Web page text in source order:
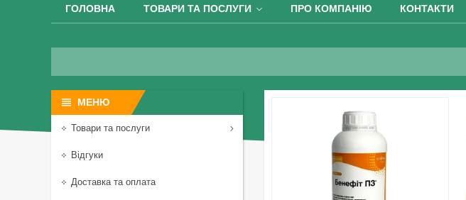
ГОЛОВНА ТОВАРИ ТА ПОСЛУГИ ПРО КОМПАНІЮ КОНТАКТИ
Товари та послуги
Відгуки
Доставка та оплата